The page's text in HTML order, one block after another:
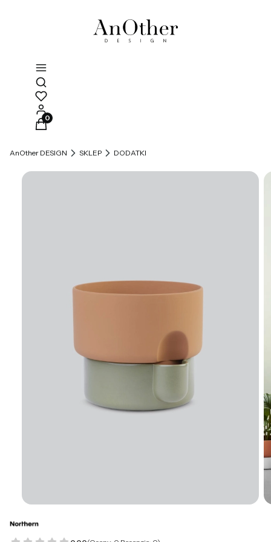
Otwórz wyszukiwarkę
Produkty w koszyku: 0. Zobacz szczegóły
AnOther DESIGN SKLEP DODATKI